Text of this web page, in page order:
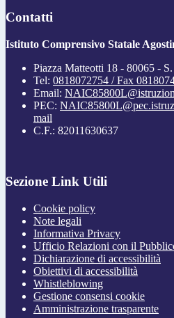
Contatti
Istituto Comprensivo Statale
Piazza Matteotti 18 - 80065 -
Tel: 0818072754 / Fax
Email:
PEC:
mail
C.F.: 82011630637
Sezione Link Utili
Cookie policy
Note legali
Informativa Privacy
Ufficio Relazioni con il
Dichiarazione di accessibilità
Obiettivi di accessibilità
Whistleblowing
Gestione consensi cookie
Amministrazione trasparente